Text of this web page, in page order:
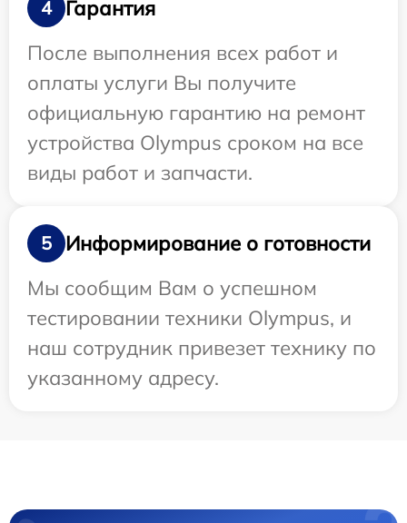
4
Гарантия
После выполнения всех работ и
оплаты услуги Вы получите
официальную гарантию на ремонт
устройства Olympus сроком на все
виды работ и запчасти.
5
Информирование о готовности
Мы сообщим Вам о успешном
тестировании техники Olympus, и
наш сотрудник привезет технику по
указанному адресу.